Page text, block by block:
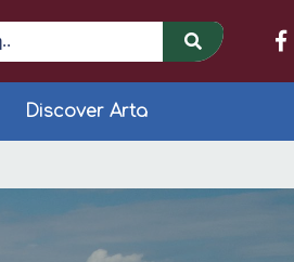
Discover Arta